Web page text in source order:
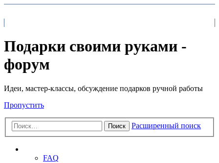
Подарки своими руками -
форум
Идеи, мастер-классы, обсуждение подарков ручной работы
Пропустить
Поиск Расширенный поиск
FAQ